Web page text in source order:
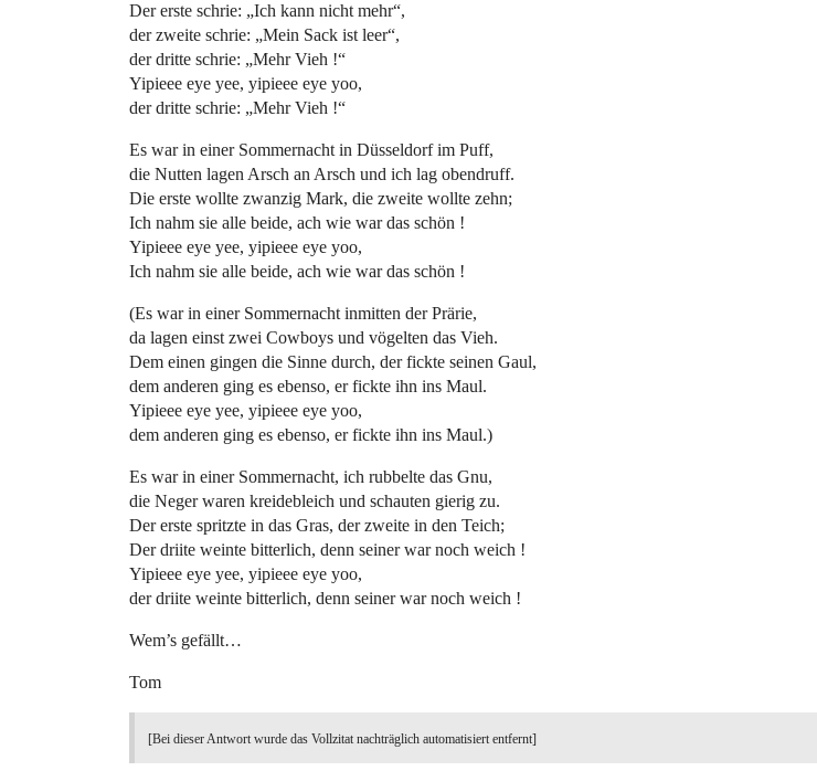
Der erste schrie: „Ich kann nicht mehr“,
der zweite schrie: „Mein Sack ist leer“,
der dritte schrie: „Mehr Vieh !“
Yipieee eye yee, yipieee eye yoo,
der dritte schrie: „Mehr Vieh !“
Es war in einer Sommernacht in Düsseldorf im Puff,
die Nutten lagen Arsch an Arsch und ich lag obendruff.
Die erste wollte zwanzig Mark, die zweite wollte zehn;
Ich nahm sie alle beide, ach wie war das schön !
Yipieee eye yee, yipieee eye yoo,
Ich nahm sie alle beide, ach wie war das schön !
(Es war in einer Sommernacht inmitten der Prärie,
da lagen einst zwei Cowboys und vögelten das Vieh.
Dem einen gingen die Sinne durch, der fickte seinen Gaul,
dem anderen ging es ebenso, er fickte ihn ins Maul.
Yipieee eye yee, yipieee eye yoo,
dem anderen ging es ebenso, er fickte ihn ins Maul.)
Es war in einer Sommernacht, ich rubbelte das Gnu,
die Neger waren kreidebleich und schauten gierig zu.
Der erste spritzte in das Gras, der zweite in den Teich;
Der driite weinte bitterlich, denn seiner war noch weich !
Yipieee eye yee, yipieee eye yoo,
der driite weinte bitterlich, denn seiner war noch weich !
Wem’s gefällt…
Tom
[Bei dieser Antwort wurde das Vollzitat nachträglich automatisiert entfernt]